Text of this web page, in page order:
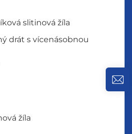
slitinová žíla
drát s vícenásobnou
žíla